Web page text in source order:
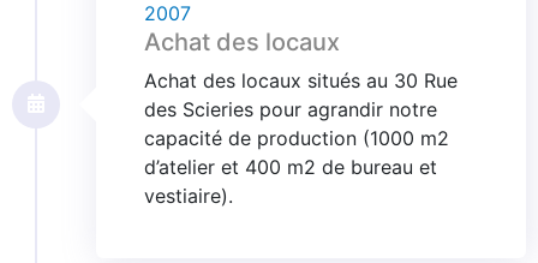
2007
Achat des locaux
Achat des locaux situés au 30 Rue
des Scieries pour agrandir notre
capacité de production (1000 m2
d’atelier et 400 m2 de bureau et
vestiaire).